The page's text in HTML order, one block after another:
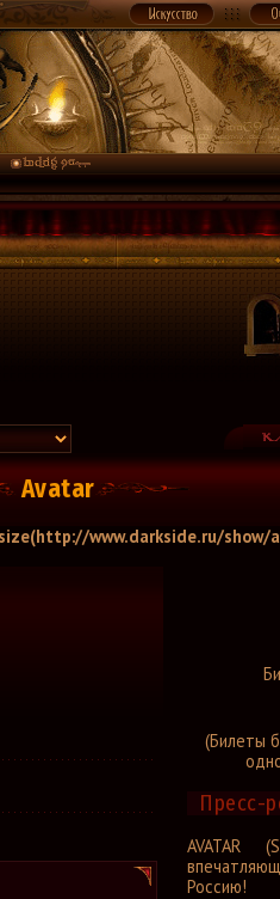
Avatar
www.darkside.ru/show/
(Билеты
Пресс-
AVATAR
Россию!